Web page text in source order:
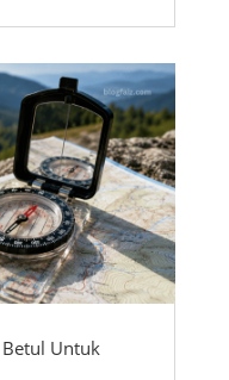
Betul Untuk